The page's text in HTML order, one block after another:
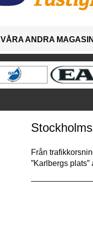
VÅRA ANDRA MAGASIN
Från
”Karlbergs